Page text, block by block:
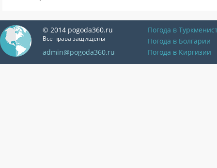
© 2014 pogoda360.ru
Все права защищены
admin@pogoda360.ru
Погода в
Погода в Болгарии
Погода в Киргизии